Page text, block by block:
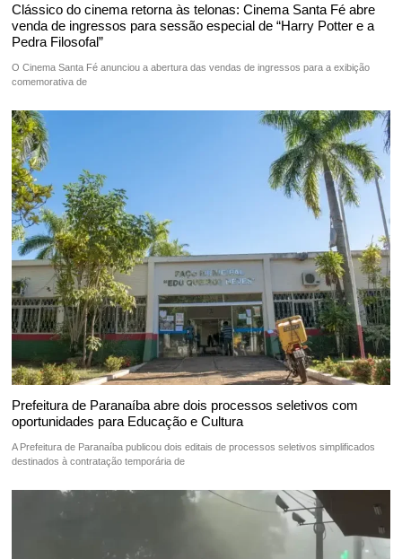
Clássico do cinema retorna às telonas: Cinema Santa Fé abre
venda de ingressos para sessão especial de “Harry Potter e a
Pedra Filosofal”
O Cinema Santa Fé anunciou a abertura das vendas de ingressos para a exibição
comemorativa de
Prefeitura de Paranaíba abre dois processos seletivos com
oportunidades para Educação e Cultura
A Prefeitura de Paranaíba publicou dois editais de processos seletivos simplificados
destinados à contratação temporária de